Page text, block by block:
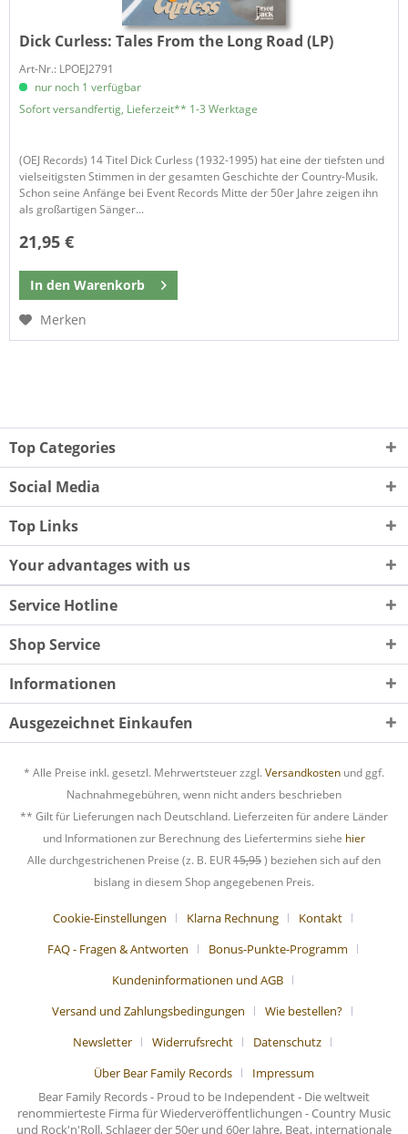
Dick Curless:Tales From the Long Road (LP)
Art-Nr.: LPOEJ2791
nur noch 1 verfügbar
Sofort versandfertig, Lieferzeit** 1-3 Werktage
(OEJ Records) 14 Titel Dick Curless (1932-1995) hat eine der tiefsten und
vielseitigsten Stimmen in der gesamten Geschichte der Country-Musik.
Schon seine Anfänge bei Event Records Mitte der 50er Jahre zeigen ihn
als großartigen Sänger...
21,95 €
In den Warenkorb
Merken
Top Categories
Social Media
Top Links
Your advantages with us
Service Hotline
Shop Service
Informationen
Ausgezeichnet Einkaufen
* Alle Preise inkl. gesetzl. Mehrwertsteuer zzgl. Versandkosten und ggf.
Nachnahmegebühren, wenn nicht anders beschrieben
** Gilt für Lieferungen nach Deutschland. Lieferzeiten für andere Länder
und Informationen zur Berechnung des Liefertermins siehe hier
Alle durchgestrichenen Preise (z. B. EUR15,95) beziehen sich auf den
bislang in diesem Shop angegebenen Preis.
Cookie-Einstellungen Klarna Rechnung
Kontakt
FAQ - Fragen & Antworten
Bonus-Punkte-Programm
Kundeninformationen und AGB
Versand und Zahlungsbedingungen
Wie bestellen?
Newsletter
Widerrufsrecht
Datenschutz
Über Bear Family Records
Impressum
Bear Family Records - Proud to be Independent - Die weltweit
renommierteste Firma für Wiederveröffentlichungen - Country Music
und Rock'n'Roll, Schlager der 50er und 60er Jahre, Beat, internationale